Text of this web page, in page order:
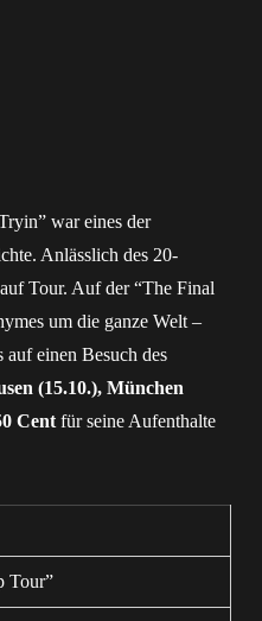
war eines der
Anlässlich des 20-
Tour. Auf der “The Final
um die ganze Welt –
einen Besuch des
(15.10.), München
Cent für seine Aufenthalte
Tour”